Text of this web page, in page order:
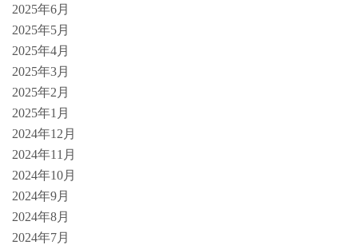
2025年6月
2025年5月
2025年4月
2025年3月
2025年2月
2025年1月
2024年12月
2024年11月
2024年10月
2024年9月
2024年8月
2024年7月